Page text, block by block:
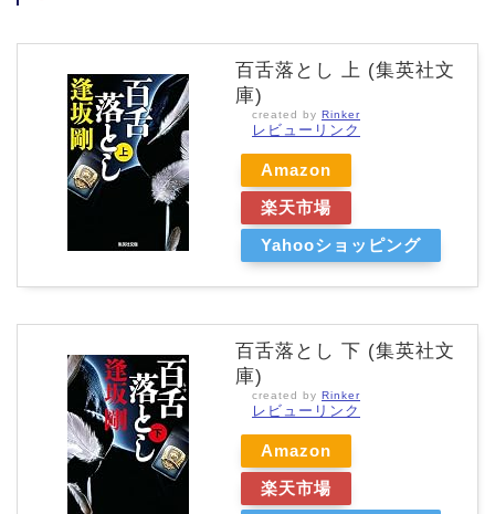
百舌落とし 上 (集英社文
庫)
created by Rinker
レビューリンク
Amazon
楽天市場
Yahooショッピング
百舌落とし 下 (集英社文
庫)
created by Rinker
レビューリンク
Amazon
楽天市場